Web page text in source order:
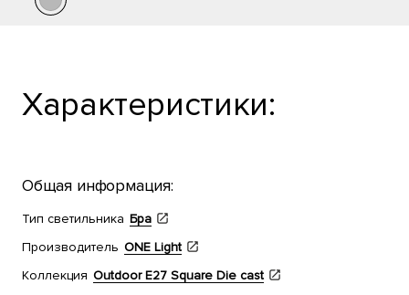
Характеристики:
Общая информация:
Тип светильника Бра
Производитель ONE Light
Коллекция Outdoor E27 Square Die cast